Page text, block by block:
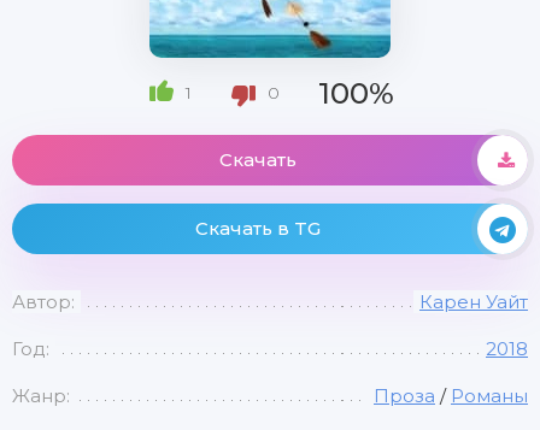
1 0 100%
Скачать
Скачать в TG
Автор: Карен Уайт
Год: 2018
Жанр: Проза / Романы